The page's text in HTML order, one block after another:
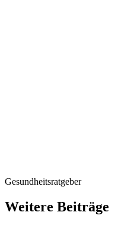
Gesundheitsratgeber
Weitere Beiträge